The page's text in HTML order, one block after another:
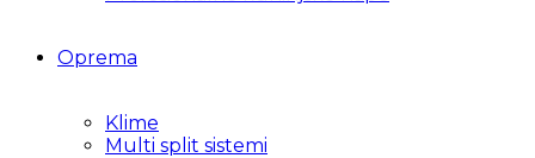
Oprema
Klime
Multi split sistemi